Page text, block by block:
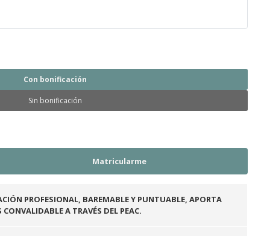
Con bonificación
Sin bonificación
PROFESIONAL, BAREMABLE Y PUNTUABLE, APORTA
A TRAVÉS DEL PEAC.